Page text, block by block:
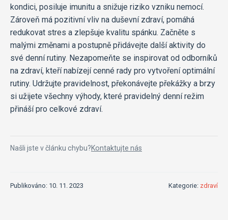
kondici, posiluje imunitu a snižuje riziko vzniku nemocí.
Zároveň má pozitivní vliv na duševní zdraví, pomáhá
redukovat stres a zlepšuje kvalitu spánku. Začněte s
malými změnami a postupně přidávejte další aktivity do
své denní rutiny. Nezapomeňte se inspirovat od odborníků
na zdraví, kteří nabízejí cenné rady pro vytvoření optimální
rutiny. Udržujte pravidelnost, překonávejte překážky a brzy
si užijete všechny výhody, které pravidelný denní režim
přináší pro celkové zdraví.
Našli jste v článku chybu?Kontaktujte nás
Publikováno: 10. 11. 2023 Kategorie: zdraví